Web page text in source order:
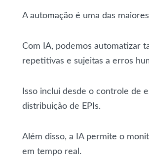
A automação é uma das
Com IA, podemos automatizar
repetitivas e sujeitas a erros
Isso inclui desde o controle de
distribuição de EPIs.
Além disso, a IA permite o
em tempo real.